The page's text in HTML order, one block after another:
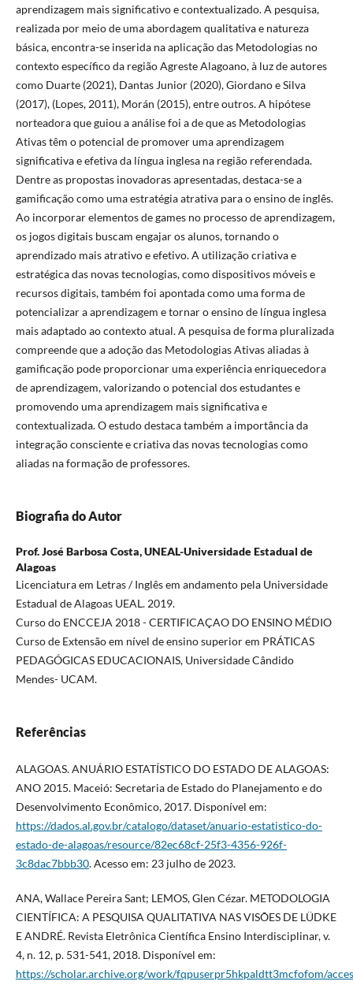
aprendizagem mais significativo e contextualizado. A pesquisa,
realizada por meio de uma abordagem qualitativa e natureza
básica, encontra-se inserida na aplicação das Metodologias no
contexto específico da região Agreste Alagoano, à luz de autores
como Duarte (2021), Dantas Junior (2020), Giordano e Silva
(2017), (Lopes, 2011), Morán (2015), entre outros. A hipótese
norteadora que guiou a análise foi a de que as Metodologias
Ativas têm o potencial de promover uma aprendizagem
significativa e efetiva da língua inglesa na região referendada.
Dentre as propostas inovadoras apresentadas, destaca-se a
gamificação como uma estratégia atrativa para o ensino de inglês.
Ao incorporar elementos de games no processo de aprendizagem,
os jogos digitais buscam engajar os alunos, tornando o
aprendizado mais atrativo e efetivo. A utilização criativa e
estratégica das novas tecnologias, como dispositivos móveis e
recursos digitais, também foi apontada como uma forma de
potencializar a aprendizagem e tornar o ensino de língua inglesa
mais adaptado ao contexto atual. A pesquisa de forma pluralizada
compreende que a adoção das Metodologias Ativas aliadas à
gamificação pode proporcionar uma experiência enriquecedora
de aprendizagem, valorizando o potencial dos estudantes e
promovendo uma aprendizagem mais significativa e
contextualizada. O estudo destaca também a importância da
integração consciente e criativa das novas tecnologias como
aliadas na formação de professores.
Biografia do Autor
Prof. José Barbosa Costa,UNEAL-Universidade Estadual de
Alagoas
Licenciatura em Letras / Inglês em andamento pela Universidade
Estadual de Alagoas UEAL. 2019.
Curso do ENCCEJA 2018 - CERTIFICAÇAO DO ENSINO MÉDIO
Curso de Extensão em nível de ensino superior em PRÁTICAS
PEDAGÓGICAS EDUCACIONAIS, Universidade Cândido
Mendes- UCAM.
Referências
ALAGOAS. ANUÁRIO ESTATÍSTICO DO ESTADO DE ALAGOAS:
ANO 2015. Maceió: Secretaria de Estado do Planejamento e do
Desenvolvimento Econômico, 2017. Disponível em:
https://dados.al.gov.br/catalogo/dataset/anuario-estatistico-do-
estado-de-alagoas/resource/82ec68cf-25f3-4356-926f-
3c8dac7bbb30. Acesso em: 23 julho de 2023.
ANA, Wallace Pereira Sant; LEMOS, Glen Cézar. METODOLOGIA
CIENTÍFICA: A PESQUISA QUALITATIVA NAS VISÕES DE LÜDKE
E ANDRÉ. Revista Eletrônica Científica Ensino Interdisciplinar, v.
4, n. 12, p. 531-541, 2018. Disponível em:
https://scholar.archive.org/work/fqpuserpr5hkpaldtt3mcfofom/